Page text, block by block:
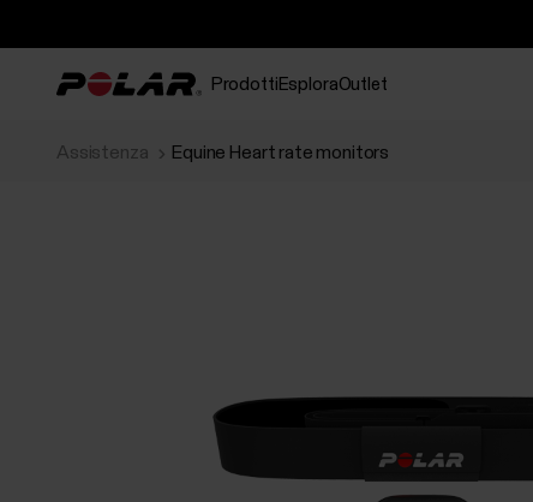
Prodotti EsploraOutlet
Assistenza Equine Heart rate monitors